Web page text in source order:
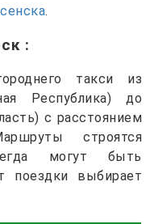
.
:
такси из
Республика) до
с расстоянием
строятся
могут быть
поездки выбирает